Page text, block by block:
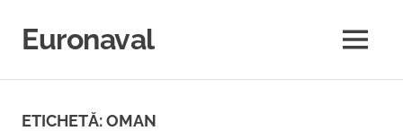
conținut
Euronaval MENU
ETICHETĂ:OMAN